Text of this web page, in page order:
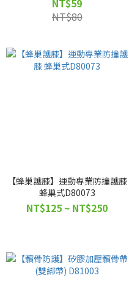
NT$59
NT$80
【蜂巢護膝】運動專業防撞護膝
蜂巢式D80073
NT$125 ~ NT$250